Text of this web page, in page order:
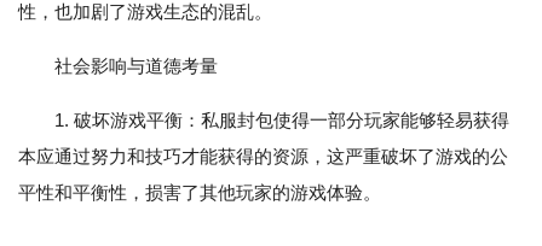
性，也加剧了游戏生态的混乱。
社会影响与道德考量
1. 破坏游戏平衡：私服封包使得一部分玩家能够轻易获得
本应通过努力和技巧才能获得的资源，这严重破坏了游戏的公
平性和平衡性，损害了其他玩家的游戏体验。